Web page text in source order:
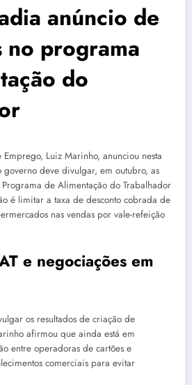
anúncio de
no programa
do
Luiz Marinho, anunciou nesta
deve divulgar, em outubro, as
de Alimentação do Trabalhador
é limitar a taxa de desconto cobrada de
nas vendas por vale-refeição
e negociações em
os resultados de criação de
afirmou que ainda está em
entre operadoras de cartões e
comerciais para evitar